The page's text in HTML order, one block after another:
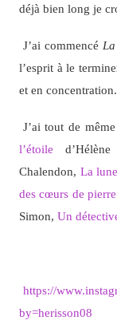
déjà bien long je
J’ai commencé
l’esprit à le
et en concentration.
J’ai tout de
l’étoile
Chalendon, La
des cœurs de pierre
Simon, Un
https://
by=herisson08